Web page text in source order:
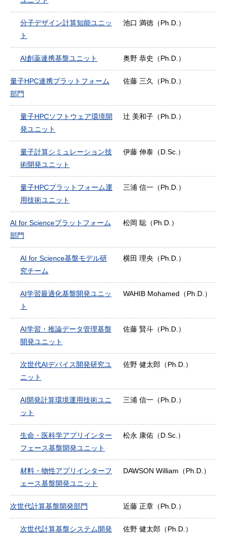
分子デザイン計算知能ユニッ
ト
池口 満徳（Ph.D.）
AI創薬連携基盤ユニット 奥野 恭史（Ph.D.）
量子HPC連携プラットフォーム
部門
佐藤 三久（Ph.D.）
量子HPCソフトウェア環境開
発ユニット
辻 美和子（Ph.D.）
量子計算シミュレーション技
術開発ユニット
伊藤 伸泰（D.Sc.）
量子HPCプラットフォーム運
用技術ユニット
三浦 信一（Ph.D.）
AI for Scienceプラットフォーム
部門
松岡 聡（Ph.D.）
AI for Science基盤モデル研
究チーム
横田 理央（Ph.D.）
AI学習最適化基盤開発ユニッ
ト
WAHIB Mohamed（Ph.D.）
AI学習・推論データ管理基盤
開発ユニット
佐藤 賢斗（Ph.D.）
次世代AIデバイス開発研究ユ
ニット
佐野 健太郎（Ph.D.）
AI開発計算環境運用技術ユニ
ット
三浦 信一（Ph.D.）
生命・医科学アプリインター
フェース基盤開発ユニット
松永 康佑（D.Sc.）
材料・物性アプリインターフ
ェース基盤開発ユニット
DAWSON William（Ph.D.）
次世代計算基盤開発部門 近藤 正章（Ph.D.）
次世代計算基盤システム開発
佐野 健太郎（Ph.D.）